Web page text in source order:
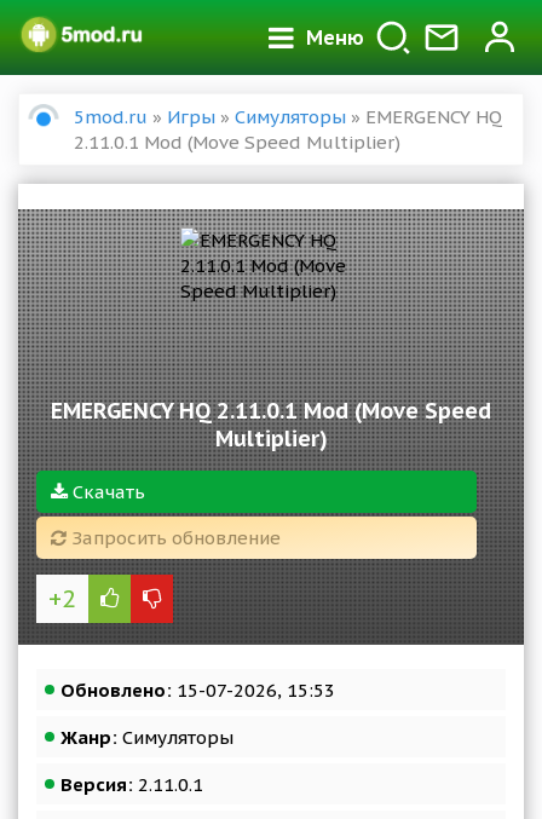
Меню
5mod.ru » Игры » Симуляторы » EMERGENCY HQ
2.11.0.1 Mod (Move Speed Multiplier)
EMERGENCY HQ 2.11.0.1 Mod (Move Speed
Multiplier)
Скачать
Запросить обновление
+2
Обновлено: 15-07-2026, 15:53
Жанр: Симуляторы
Версия: 2.11.0.1